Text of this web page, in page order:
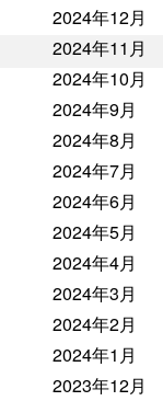
2024年12月
2024年11月
2024年10月
2024年9月
2024年8月
2024年7月
2024年6月
2024年5月
2024年4月
2024年3月
2024年2月
2024年1月
2023年12月